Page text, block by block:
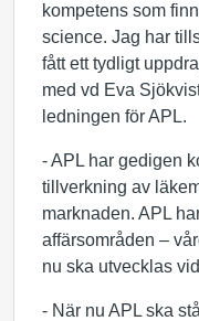
kompetens som
science. Jag har
fått ett tydligt
med vd Eva
ledningen för APL.
- APL har gedigen
tillverkning av
marknaden. APL
affärsområden –
nu ska utvecklas
- När nu APL ska